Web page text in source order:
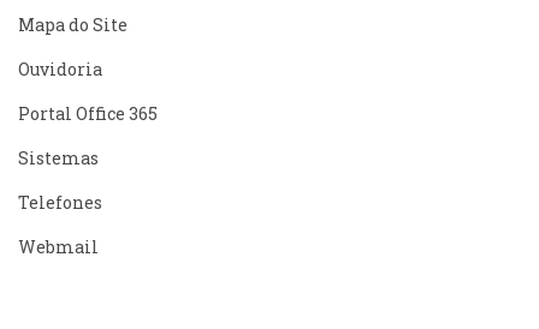
Mapa do Site
Ouvidoria
Portal Office 365
Sistemas
Telefones
Webmail